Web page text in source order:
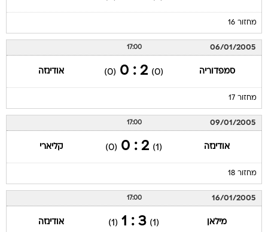
מחזור 16
06/01/2005
17:00
סמפדוריה (0)
2 : 0
(0) אודינזה
מחזור 17
09/01/2005
17:00
אודינזה (1)
2 : 0
(0) קליארי
מחזור 18
16/01/2005
17:00
מילאן (1)
3 : 1
(1) אודינזה